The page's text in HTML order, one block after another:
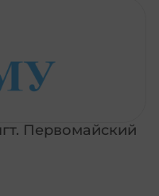
Первомайский